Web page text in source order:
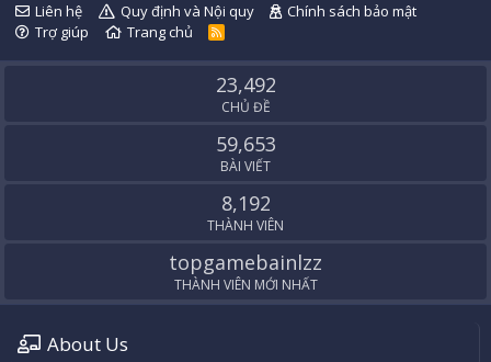
Liên hệ Quy định và Nội quy
Chính sách bảo mật
Trợ giúp
Trang chủ
R
S
23,492
CHỦ ĐỀ
59,653
BÀI VIẾT
8,192
THÀNH VIÊN
topgamebainlzz
THÀNH VIÊN MỚI NHẤT
About Us